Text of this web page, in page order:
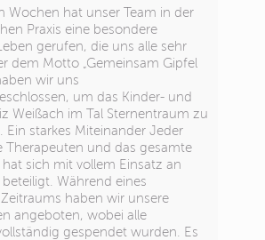
Wochen hat unser Team in der
Praxis eine besondere
gerufen, die uns alle sehr
dem Motto „Gemeinsam Gipfel
wir uns
um das Kinder- und
Weißach im Tal Sternentraum zu
Ein starkes Miteinander Jeder
Therapeuten und das gesamte
hat sich mit vollem Einsatz an
Während eines
haben wir unsere
angeboten, wobei alle
gespendet wurden. Es